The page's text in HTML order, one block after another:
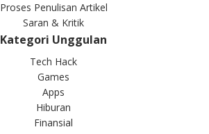
Proses Penulisan Artikel
Saran & Kritik
Kategori Unggulan
Tech Hack
Games
Apps
Hiburan
Finansial